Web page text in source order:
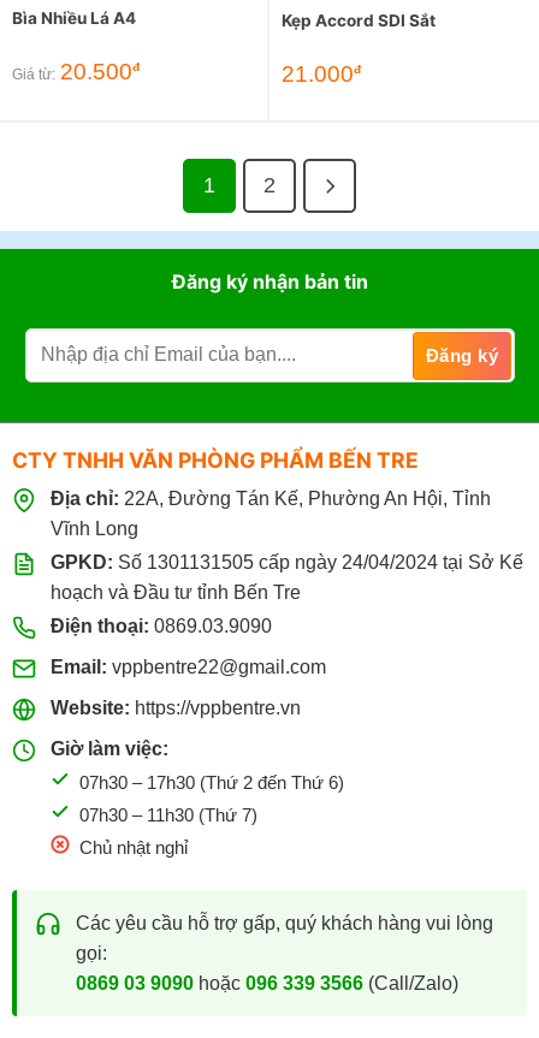
Bìa Nhiều Lá A4
Giá từ: 20.500đ
Kẹp Accord SDI Sắt
21.000đ
1 2
Đăng ký nhận bản tin
CTY TNHH VĂN PHÒNG PHẨM BẾN TRE
Địa chỉ: 22A, Đường Tán Kế, Phường An Hội, Tỉnh
Vĩnh Long
GPKD: Số 1301131505 cấp ngày 24/04/2024 tại Sở Kế
hoạch và Đầu tư tỉnh Bến Tre
Điện thoại: 0869.03.9090
Email: vppbentre22@gmail.com
Website: https://vppbentre.vn
Giờ làm việc:
07h30 – 17h30 (Thứ 2 đến Thứ 6)
07h30 – 11h30 (Thứ 7)
Chủ nhật nghỉ
Các yêu cầu hỗ trợ gấp, quý khách hàng vui lòng
gọi:
0869 03 9090hoặc 096 339 3566(Call/Zalo)